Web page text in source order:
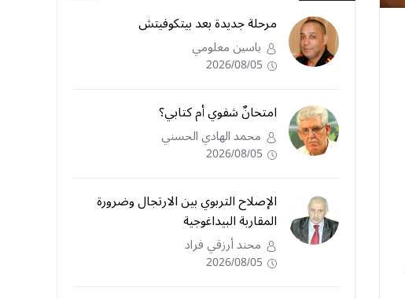
مرحلة جديدة بعد بيتكوفيتش
ياسين معلومي
2026/08/05
امتحانٌ شفوي أم كتابي؟
محمد الهادي الحسني
2026/08/05
الإصلاح التربوي بين الارتجال وضرورة
المقاربة البيداغوجية
محند أرزقي فراد
2026/08/05